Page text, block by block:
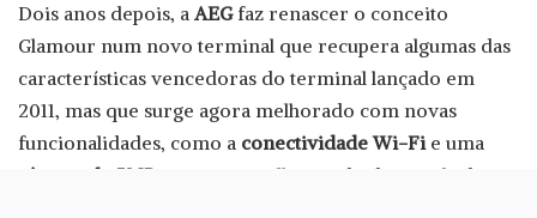
Dois anos depois, a AEGfaz renascer o conceito
Glamour num novo terminal que recupera algumas das
características vencedoras do terminal lançado em
2011, mas que surge agora melhorado com novas
funcionalidades, como a conectividade Wi-Fie uma
câmara de 5MP . Mais um coelho tirado da cartola da